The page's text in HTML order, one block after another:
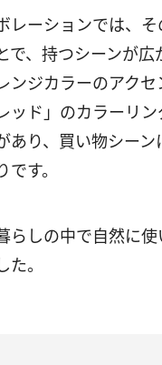
レーションでは、
で、持つシーンが
ンジカラーのアク
ッド」のカラーリ
あり、買い物シー
す。
らしの中で自然に
た。